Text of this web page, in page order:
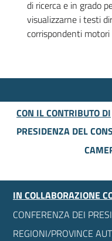
di ricerca e in grado
visualizzarne i testi
corrispondenti motori
CON IL CONTRIBUTO DI
PRESIDENZA DEL
IN COLLABORAZIONE
CONFERENZA DEI
REGIONI/PROVINCE